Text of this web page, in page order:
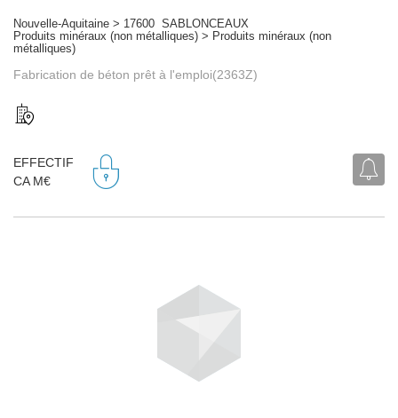
Nouvelle-Aquitaine > 17600 SABLONCEAUX
Produits minéraux (non métalliques) > Produits minéraux (non
métalliques)
Fabrication de béton prêt à l'emploi(2363Z)
EFFECTIF
CA M€